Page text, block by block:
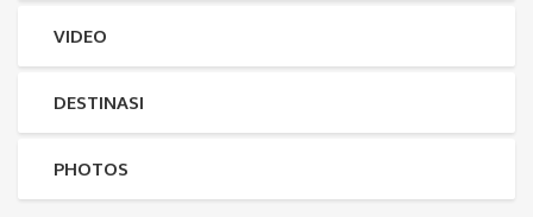
VIDEO
DESTINASI
PHOTOS